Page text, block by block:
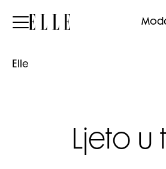
Elle
Elle
Ljeto